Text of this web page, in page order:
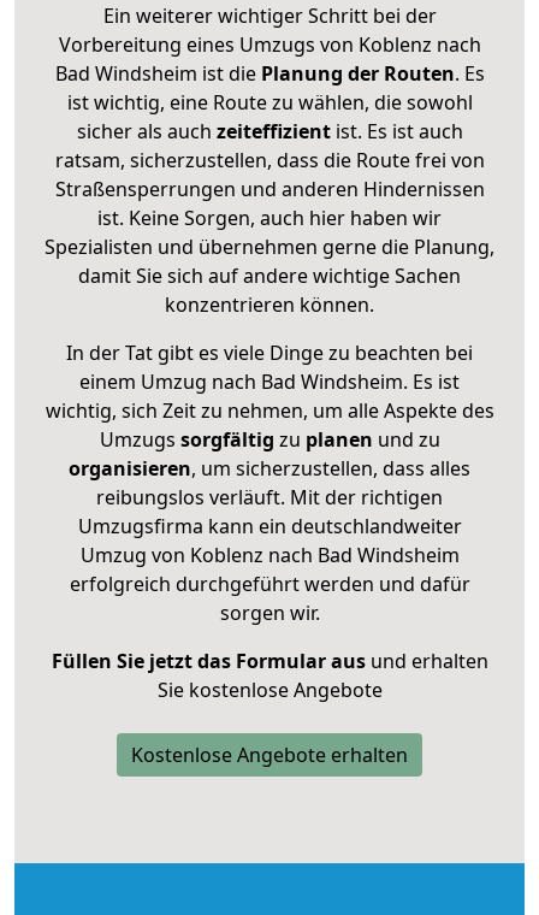
Ein weiterer wichtiger Schritt bei der
Vorbereitung eines Umzugs von Koblenz nach
Bad Windsheim ist diePlanung der Routen. Es
ist wichtig, eine Route zu wählen, die sowohl
sicher als auch zeiteffizientist. Es ist auch
ratsam, sicherzustellen, dass die Route frei von
Straßensperrungen und anderen Hindernissen
ist. Keine Sorgen, auch hier haben wir
Spezialisten und übernehmen gerne die Planung,
damit Sie sich auf andere wichtige Sachen
konzentrieren können.
In der Tat gibt es viele Dinge zu beachten bei
einem Umzug nach Bad Windsheim. Es ist
wichtig, sich Zeit zu nehmen, um alle Aspekte des
Umzugs sorgfältig zu planen und zu
organisieren, um sicherzustellen, dass alles
reibungslos verläuft. Mit der richtigen
Umzugsfirma kann ein deutschlandweiter
Umzug von Koblenz nach Bad Windsheim
erfolgreich durchgeführt werden und dafür
sorgen wir.
Füllen Sie jetzt das Formular ausund erhalten
Sie kostenlose Angebote
Kostenlose Angebote erhalten